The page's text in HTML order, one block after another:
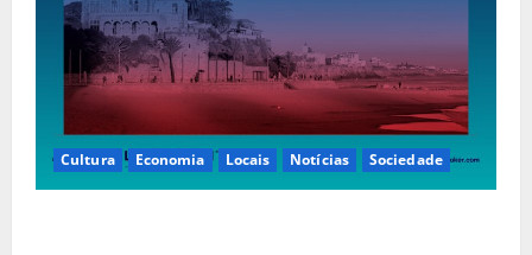
Cultura Economia Locais Notícias Sociedade